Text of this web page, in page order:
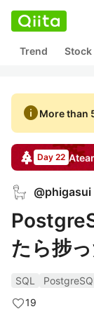
Trend Stock
infoMore than
Day 22
@phigasui
たら捗
SQL
19